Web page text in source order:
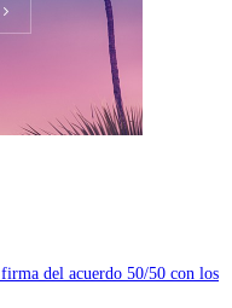
del acuerdo 50/50 con los